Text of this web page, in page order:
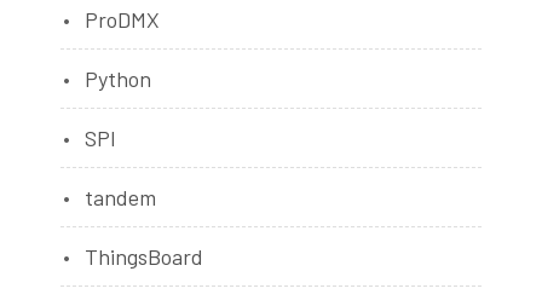
ProDMX
Python
SPI
tandem
ThingsBoard